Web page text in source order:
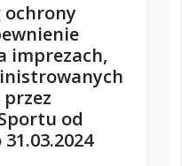
ochrony
imprezach,
od